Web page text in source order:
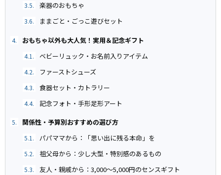
3.5. 楽器のおもちゃ
3.6. ままごと・ごっこ遊びセット
4. おもちゃ以外も大人気！実用＆記念ギフト
4.1. ベビーリュック・お名前入りアイテム
4.2. ファーストシューズ
4.3. 食器セット・カトラリー
4.4. 記念フォト・手形足形アート
5. 関係性・予算別おすすめの選び方
5.1. パパママから：「思い出に残る本命」を
5.2. 祖父母から：少し大型・特別感のあるもの
5.3. 友人・親戚から：3,000〜5,000円のセンスギフト